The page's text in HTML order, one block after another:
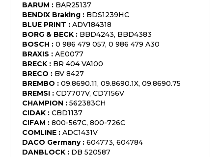
BARUM : BAR25137
BENDIX Braking : BDS1239HC
BLUE PRINT : ADV184318
BORG & BECK : BBD4243, BBD4383
BOSCH : 0 986 479 057, 0 986 479 A30
BRAXIS : AE0077
BRECK : BR 404 VA100
BRECO : BV 8427
BREMBO : 09.8690.11, 09.8690.1X, 09.8690.75
BREMSI : CD7707V, CD7156V
CHAMPION : 562383CH
CIDAK : CBD1137
CIFAM : 800-567C, 800-726C
COMLINE : ADC1431V
DACO Germany: 604773, 604784
DANBLOCK : DB 520587